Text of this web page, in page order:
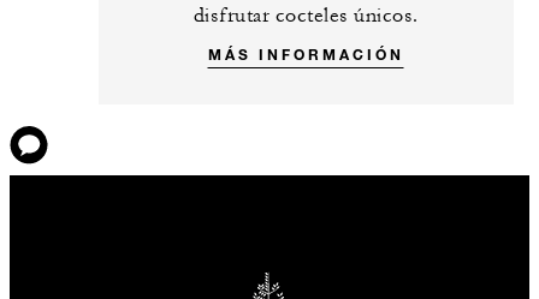
disfrutar cocteles únicos.
MÁS INFORMACIÓN